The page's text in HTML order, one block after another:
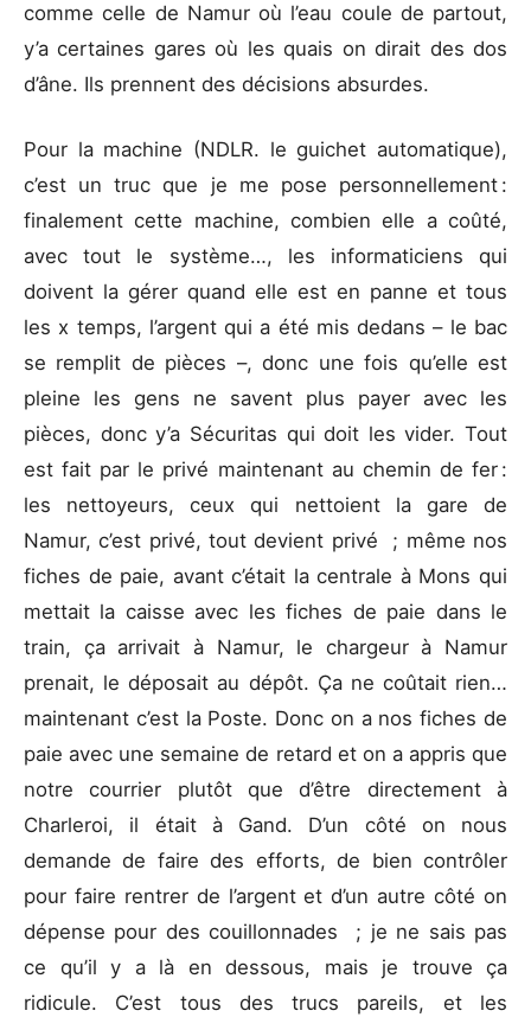
comme celle de Namur où l’eau coule de partout,
y’a certaines gares où les quais on dirait des dos
d’âne. Ils prennent des décisions absurdes.
Pour la machine (NDLR. le guichet automatique),
c’est un truc que je me pose personnellement :
finalement cette machine, combien elle a coûté,
avec tout le système…, les informaticiens qui
doivent la gérer quand elle est en panne et tous
les x temps, l’argent qui a été mis dedans – le bac
se remplit de pièces –, donc une fois qu’elle est
pleine les gens ne savent plus payer avec les
pièces, donc y’a Sécuritas qui doit les vider. Tout
est fait par le privé maintenant au chemin de fer :
les nettoyeurs, ceux qui nettoient la gare de
Namur, c’est privé, tout devient privé ; même nos
fiches de paie, avant c’était la centrale à Mons qui
mettait la caisse avec les fiches de paie dans le
train, ça arrivait à Namur, le chargeur à Namur
prenait, le déposait au dépôt. Ça ne coûtait rien…
maintenant c’est la Poste. Donc on a nos fiches de
paie avec une semaine de retard et on a appris que
notre courrier plutôt que d’être directement à
Charleroi, il était à Gand. D’un côté on nous
demande de faire des efforts, de bien contrôler
pour faire rentrer de l’argent et d’un autre côté on
dépense pour des couillonnades ; je ne sais pas
ce qu’il y a là en dessous, mais je trouve ça
ridicule. C’est tous des trucs pareils, et les